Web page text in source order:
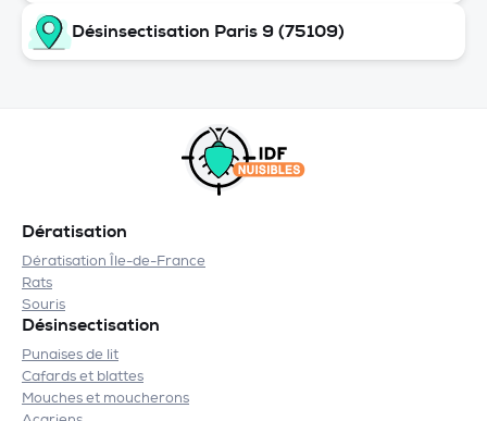
Désinsectisation Paris 9 (75109)
Dératisation
Dératisation Île-de-France
Rats
Souris
Désinsectisation
Punaises de lit
Cafards et blattes
Mouches et moucherons